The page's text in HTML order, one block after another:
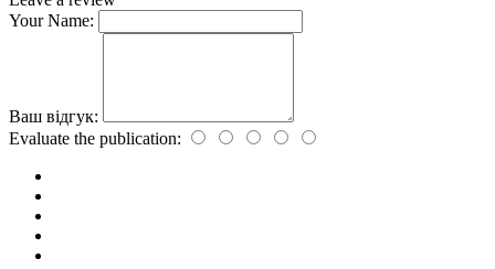
Your Name:
Ваш відгук:
Evaluate the publication: